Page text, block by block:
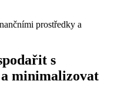
s
minimalizovat